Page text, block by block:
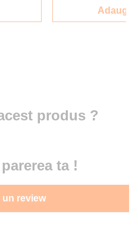
produs ?
ta !
un review
Adauga